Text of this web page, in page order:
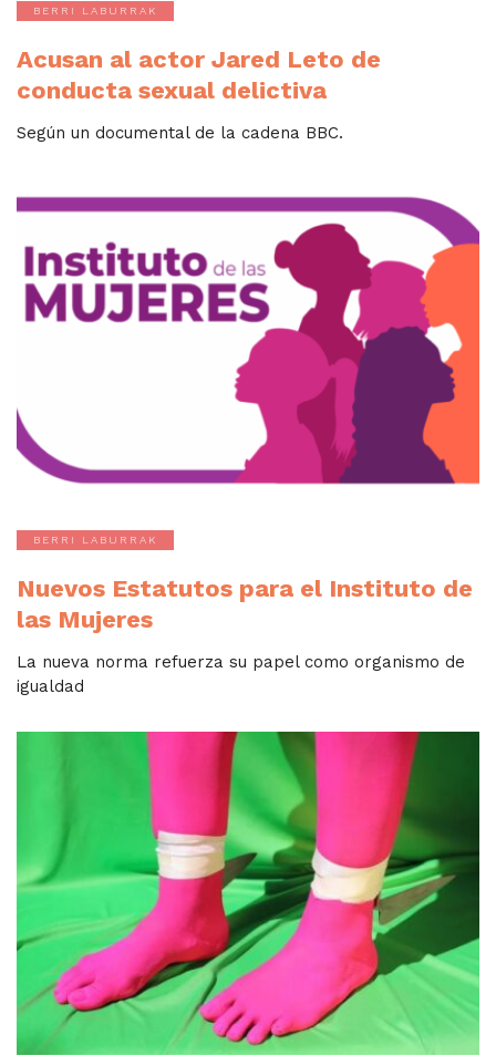
BERRI LABURRAK
Acusan al actor Jared Leto de
conducta sexual delictiva
Según un documental de la cadena BBC.
BERRI LABURRAK
Nuevos Estatutos para el Instituto de
las Mujeres
La nueva norma refuerza su papel como organismo de
igualdad